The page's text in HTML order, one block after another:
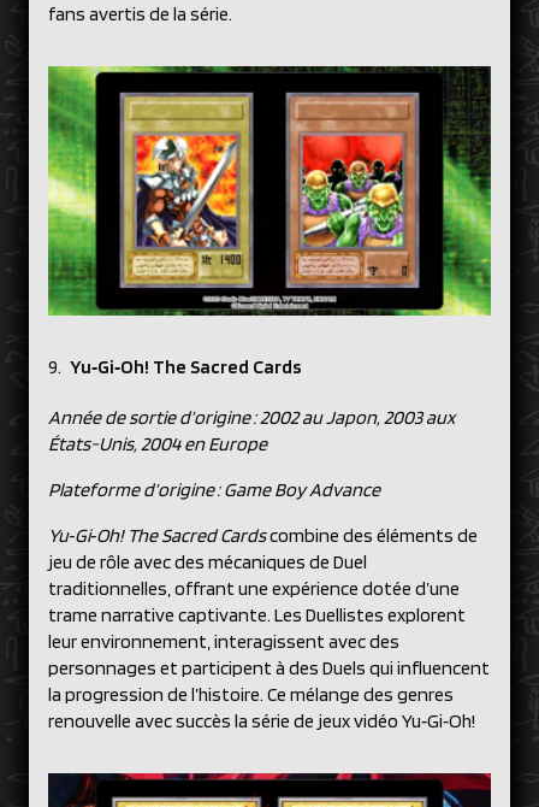
fans avertis de la série.
Yu‑Gi‑Oh! The Sacred Cards
Année de sortie d’origine : 2002 au Japon, 2003 aux
États-Unis, 2004 en Europe
Plateforme d’origine : Game Boy Advance
Yu‑Gi‑Oh! The Sacred Cardscombine des éléments de
jeu de rôle avec des mécaniques de Duel
traditionnelles, offrant une expérience dotée d’une
trame narrative captivante. Les Duellistes explorent
leur environnement, interagissent avec des
personnages et participent à des Duels qui influencent
la progression de l’histoire. Ce mélange des genres
renouvelle avec succès la série de jeux vidéo Yu‑Gi‑Oh!